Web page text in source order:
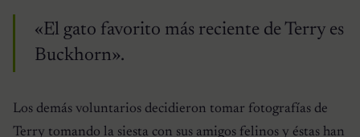
«El gato favorito más reciente de Terry es
Buckhorn».
Los demás voluntarios decidieron tomar fotografías de
Terry tomando la siesta con sus amigos felinos y éstas han